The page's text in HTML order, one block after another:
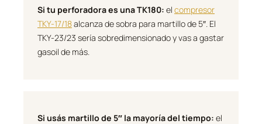
Si tu perforadora es una TK180: el compresor
TKY-17/18alcanza de sobra para martillo de 5″. El
TKY-23/23 sería sobredimensionado y vas a gastar
gasoil de más.
Si usás martillo de 5″ la mayoría del tiempo: el